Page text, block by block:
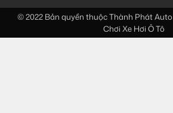
© 2022 Bản quyền thuộcThành Phát
Chơi Xe Hơi Ô Tô